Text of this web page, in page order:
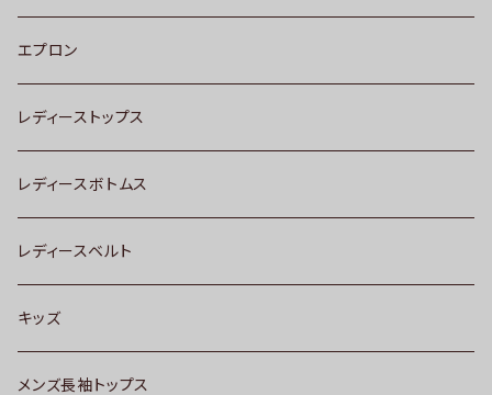
エプロン
レディーストップス
レディースボトムス
レディースベルト
キッズ
メンズ長袖トップス